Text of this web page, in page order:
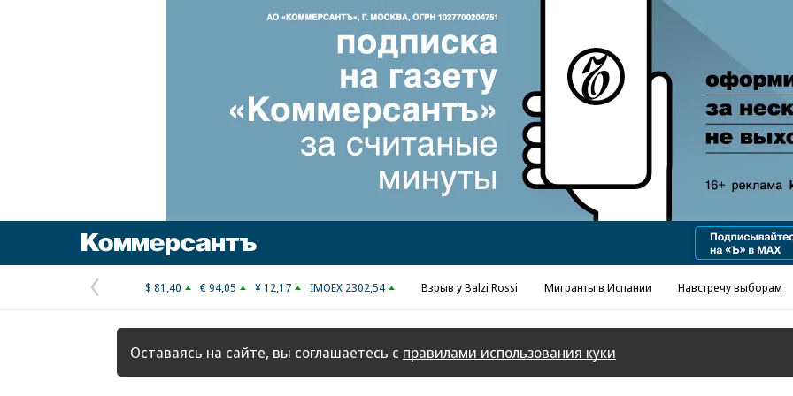
Реклама в «Ъ» www.kommersant.ru/ad
Предыдущая
страница
$ 81,40 € 94,05 ¥ 12,17 IMOEX 2302,54 Взрыв у Balzi Rossi Мигранты в Испании Навстречу выборам
Оставаясь на сайте, вы соглашаетесь с правилами использования куки